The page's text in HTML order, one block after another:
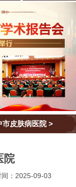
市皮肤病医院>
院
间：2025-09-03